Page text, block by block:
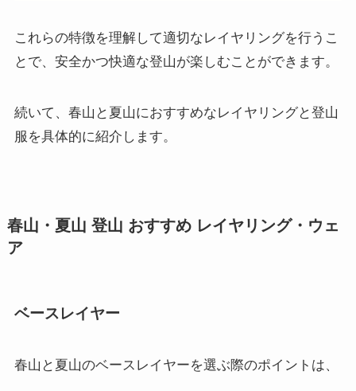
これらの特徴を理解して適切なレイヤリングを行うこ
とで、安全かつ快適な登山が楽しむことができます。
続いて、春山と夏山におすすめなレイヤリングと登山
服を具体的に紹介します。
春山・夏山 登山 おすすめ レイヤリング・ウェ
ア
ベースレイヤー
春山と夏山のベースレイヤーを選ぶ際のポイントは、